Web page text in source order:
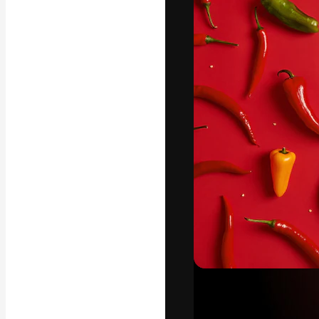
La plataforma
trabajo. Más
entre
estudios.
Español